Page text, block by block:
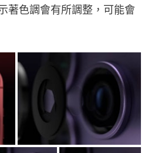
著色調會有所調整，可能會